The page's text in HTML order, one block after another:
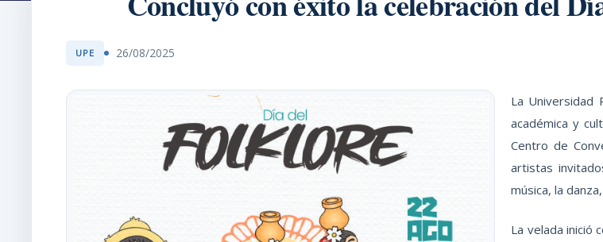
UPE 26/08/2025
La Universidad
académica y
Centro de
artistas
música, la
La velada inició